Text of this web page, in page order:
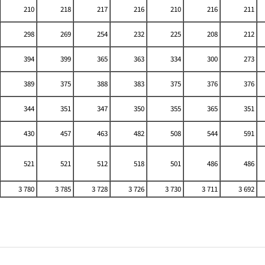
210 218 217 216 210 216
211
298 269 254 232 225 208
212
394 399 365 363 334 300
273
389 375 388 383 375 376
376
344 351 347 350 355 365
351
430 457 463 482 508 544
591
521 521 512 518 501 486 486
3 780 3 785 3 728 3 726 3 730 3 711 3 692